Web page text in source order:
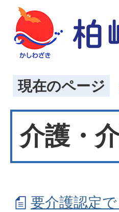
現在のページ
介護・
要介護認定で